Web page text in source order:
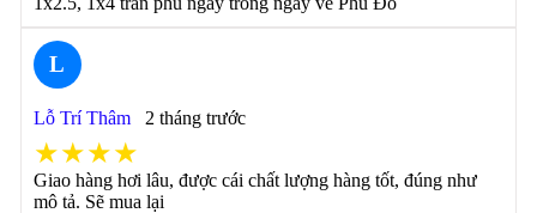
L
Lỗ Trí Thâm 2 tháng trước
★★★★
Giao hàng hơi lâu, được cái chất lượng hàng tốt, đúng như
mô tả. Sẽ mua lại